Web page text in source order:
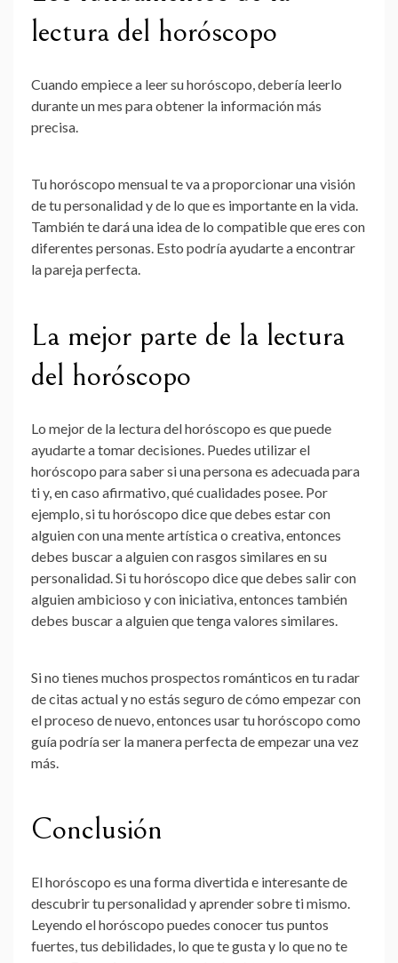
lectura del horóscopo
Cuando empiece a leer su horóscopo, debería leerlo
durante un mes para obtener la información más
precisa.
Tu horóscopo mensual te va a proporcionar una visión
de tu personalidad y de lo que es importante en la vida.
También te dará una idea de lo compatible que eres con
diferentes personas. Esto podría ayudarte a encontrar
la pareja perfecta.
La mejor parte de la lectura
del horóscopo
Lo mejor de la lectura del horóscopo es que puede
ayudarte a tomar decisiones. Puedes utilizar el
horóscopo para saber si una persona es adecuada para
ti y, en caso afirmativo, qué cualidades posee. Por
ejemplo, si tu horóscopo dice que debes estar con
alguien con una mente artística o creativa, entonces
debes buscar a alguien con rasgos similares en su
personalidad. Si tu horóscopo dice que debes salir con
alguien ambicioso y con iniciativa, entonces también
debes buscar a alguien que tenga valores similares.
Si no tienes muchos prospectos románticos en tu radar
de citas actual y no estás seguro de cómo empezar con
el proceso de nuevo, entonces usar tu horóscopo como
guía podría ser la manera perfecta de empezar una vez
más.
Conclusión
El horóscopo es una forma divertida e interesante de
descubrir tu personalidad y aprender sobre ti mismo.
Leyendo el horóscopo puedes conocer tus puntos
fuertes, tus debilidades, lo que te gusta y lo que no te